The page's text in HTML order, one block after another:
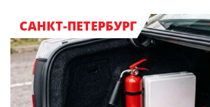
САНКТ-ПЕТЕРБУРГ